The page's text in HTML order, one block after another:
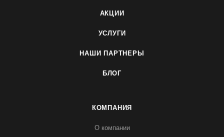
АКЦИИ
УСЛУГИ
НАШИ ПАРТНЕРЫ
БЛОГ
КОМПАНИЯ
О компании